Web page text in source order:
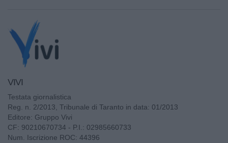
VIVI
Testata giornalistica
Reg. n. 2/2013, Tribunale di Taranto in data: 01/2013
Editore: Gruppo Vivi
CF: 90210670734 - P.I.: 02985660733
Num. Iscrizione ROC: 44396